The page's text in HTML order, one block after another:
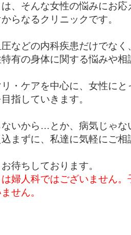
、そんな女性の悩みにお
らなるクリニックです。
などの内科疾患だけでな
有の身体に関する悩みや
・ケアを中心に、女性に
指していきます。
ないから…とか、病気じゃ
まずに、私達に気軽にご相
待ちしております。
婦人科ではございません。
せん。